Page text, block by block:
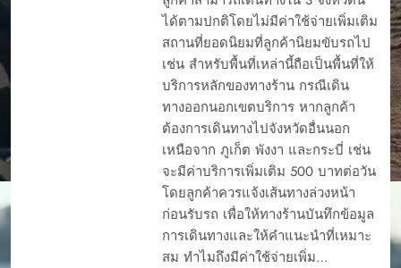
ได้ตามปกติโดยไม่มีค่าใช้จ่ายเพิ่มเติม
สถานที่ยอดนิยมที่ลูกค้านิยมขับรถไป
เช่น สำหรับพื้นที่เหล่านี้ถือเป็นพื้นที่ให้
บริการหลักของทางร้าน กรณีเดิน
ทางออกนอกเขตบริการ หากลูกค้า
ต้องการเดินทางไปจังหวัดอื่นนอก
เหนือจาก ภูเก็ต พังงา และกระบี่ เช่น
จะมีค่าบริการเพิ่มเติม 500 บาทต่อวัน
โดยลูกค้าควรแจ้งเส้นทางล่วงหน้า
ก่อนรับรถ เพื่อให้ทางร้านบันทึกข้อมูล
การเดินทางและให้คำแนะนำที่เหมาะ
สม ทำไมถึงมีค่าใช้จ่ายเพิ่ม…